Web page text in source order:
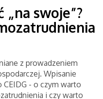
„na swoje”?
z prowadzeniem
Wpisanie
- o czym warto
i czy warto